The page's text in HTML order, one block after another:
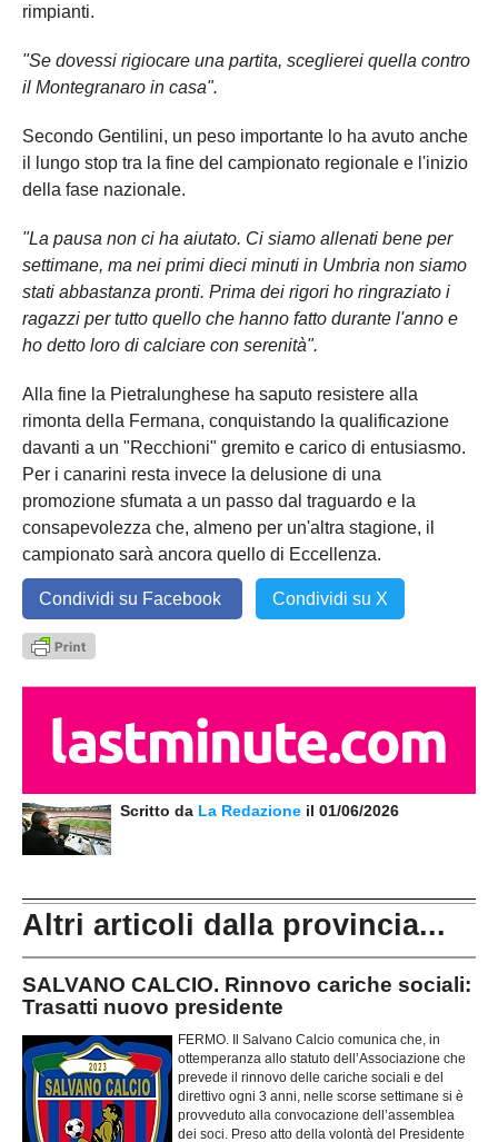
rimpianti.
"Se dovessi rigiocare una partita, sceglierei quella contro
il Montegranaro in casa".
Secondo Gentilini, un peso importante lo ha avuto anche
il lungo stop tra la fine del campionato regionale e l'inizio
della fase nazionale.
"La pausa non ci ha aiutato. Ci siamo allenati bene per
settimane, ma nei primi dieci minuti in Umbria non siamo
stati abbastanza pronti. Prima dei rigori ho ringraziato i
ragazzi per tutto quello che hanno fatto durante l'anno e
ho detto loro di calciare con serenità".
Alla fine la Pietralunghese ha saputo resistere alla
rimonta della Fermana, conquistando la qualificazione
davanti a un "Recchioni" gremito e carico di entusiasmo.
Per i canarini resta invece la delusione di una
promozione sfumata a un passo dal traguardo e la
consapevolezza che, almeno per un'altra stagione, il
campionato sarà ancora quello di Eccellenza.
Condividi su Facebook Condividi su X
Scritto da La Redazione il 01/06/2026
Altri articoli dalla provincia...
SALVANO CALCIO. Rinnovo cariche sociali:
Trasatti nuovo presidente
FERMO. Il Salvano Calcio comunica che, in
ottemperanza allo statuto dell’Associazione che
prevede il rinnovo delle cariche sociali e del
direttivo ogni 3 anni, nelle scorse settimane si è
provveduto alla convocazione dell’assemblea
dei soci. Preso atto della volontà del Presidente